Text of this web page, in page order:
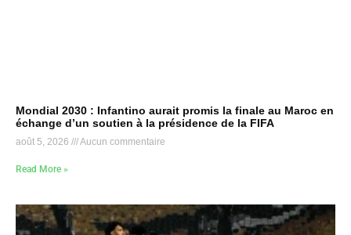
Mondial 2030 : Infantino aurait promis la finale au Maroc en
échange d’un soutien à la présidence de la FIFA
août 5, 2026 Aucun commentaire
Read More »